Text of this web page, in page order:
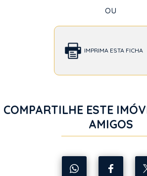
ou
IMPRIMA ESTA FICHA
COMPARTILHE ESTE
AMIGOS